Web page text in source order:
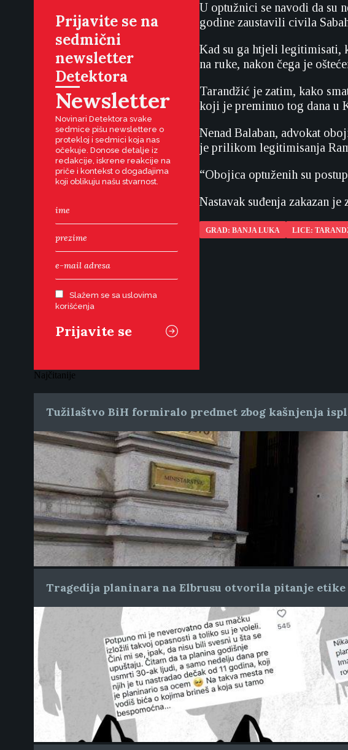
Prijavite se na
sedmični
newsletter
Detektora
Newsletter
Novinari Detektora svake
sedmice pišu newslettere o
protekloj i sedmici koja nas
očekuje. Donose detalje iz
redakcije, iskrene reakcije na
priče i kontekst o događajima
koji oblikuju našu stvarnost.
Slažem se sa uslovima
korišćenja
U optužnici se navodi da su
godine zaustavili civila
Kad su ga htjeli legitimisati,
na ruke, nakon čega je
Tarandžić je zatim, kako
koji je preminuo tog dana u
Nenad Balaban, advokat
je prilikom legitimisanja
“Obojica optuženih su
Nastavak suđenja zakazan je
GRAD: BANJA LUKA LICE:
Najčitanije
Tužilaštvo BiH formiralo predmet zbog kašnjenja
Tragedija planinara na Elbrusu otvorila pitanje